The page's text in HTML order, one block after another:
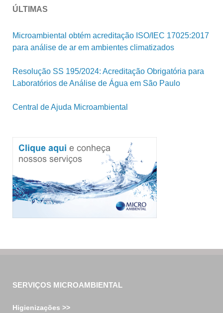
ÚLTIMAS
Microambiental obtém acreditação ISO/IEC 17025:2017
para análise de ar em ambientes climatizados
Resolução SS 195/2024: Acreditação Obrigatória para
Laboratórios de Análise de Água em São Paulo
Central de Ajuda Microambiental
SERVIÇOS MICROAMBIENTAL
Higienizações >>